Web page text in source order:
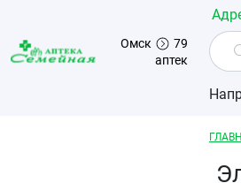
Перейти к основному содержанию
Омск
79
аптек